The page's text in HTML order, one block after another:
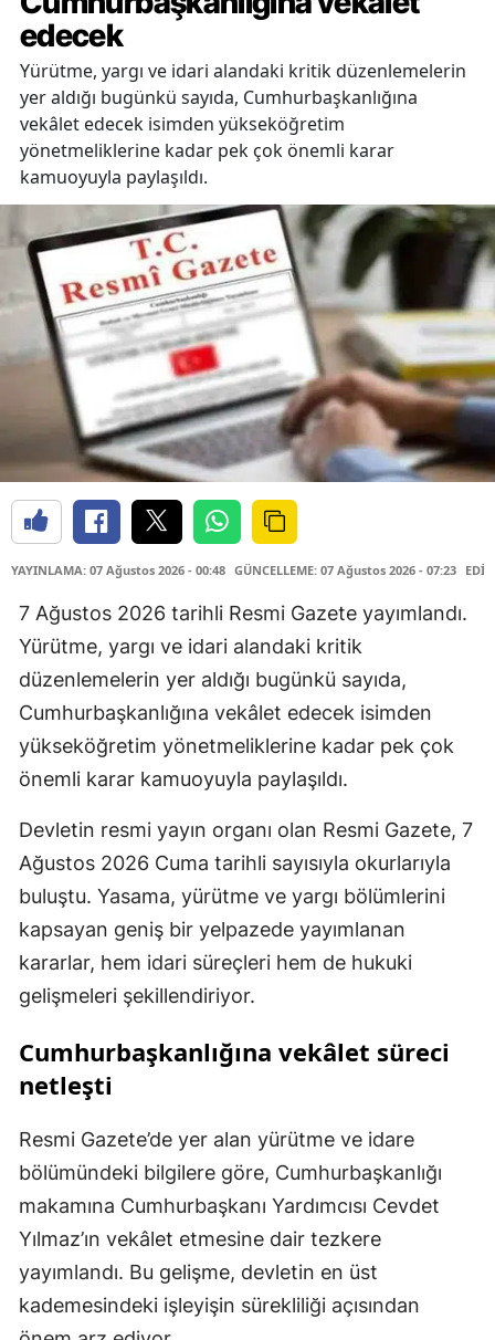
edecek
Yürütme, yargı ve idari alandaki kritik düzenlemelerin
yer aldığı bugünkü sayıda, Cumhurbaşkanlığına
vekâlet edecek isimden yükseköğretim
yönetmeliklerine kadar pek çok önemli karar
kamuoyuyla paylaşıldı.
YAYINLAMA: 07 Ağustos 2026 - 00:48 GÜNCELLEME: 07 Ağustos 2026 - 07:23
7 Ağustos 2026 tarihli Resmi Gazete yayımlandı.
Yürütme, yargı ve idari alandaki kritik
düzenlemelerin yer aldığı bugünkü sayıda,
Cumhurbaşkanlığına vekâlet edecek isimden
yükseköğretim yönetmeliklerine kadar pek çok
önemli karar kamuoyuyla paylaşıldı.
Devletin resmi yayın organı olan Resmi Gazete, 7
Ağustos 2026 Cuma tarihli sayısıyla okurlarıyla
buluştu. Yasama, yürütme ve yargı bölümlerini
kapsayan geniş bir yelpazede yayımlanan
kararlar, hem idari süreçleri hem de hukuki
gelişmeleri şekillendiriyor.
Cumhurbaşkanlığına vekâlet süreci
netleşti
Resmi Gazete’de yer alan yürütme ve idare
bölümündeki bilgilere göre, Cumhurbaşkanlığı
makamına Cumhurbaşkanı Yardımcısı Cevdet
Yılmaz’ın vekâlet etmesine dair tezkere
yayımlandı. Bu gelişme, devletin en üst
kademesindeki işleyişin sürekliliği açısından